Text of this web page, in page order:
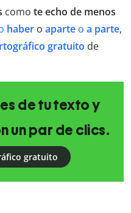
como te echo de menos
haber o aparte o a parte,
gratuito de
de tu texto y
un par de clics.
gratuito